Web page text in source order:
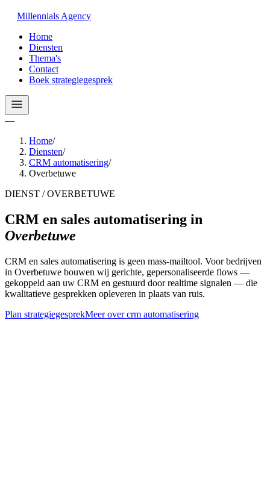
Millennials Agency
Home
Diensten
Thema's
Contact
Boek strategiegesprek
—
Home/
Diensten/
CRM automatisering/
Overbetuwe
DIENST / OVERBETUWE
CRM en sales automatisering in
Overbetuwe
CRM en sales automatisering is geen mass-mailtool. Voor bedrijven
in Overbetuwe bouwen wij gerichte, gepersonaliseerde flows —
gekoppeld aan uw CRM en gestuurd door realtime signalen — die
kwalitatieve gesprekken opleveren in plaats van ruis.
Plan strategiegesprekMeer overcrm automatisering